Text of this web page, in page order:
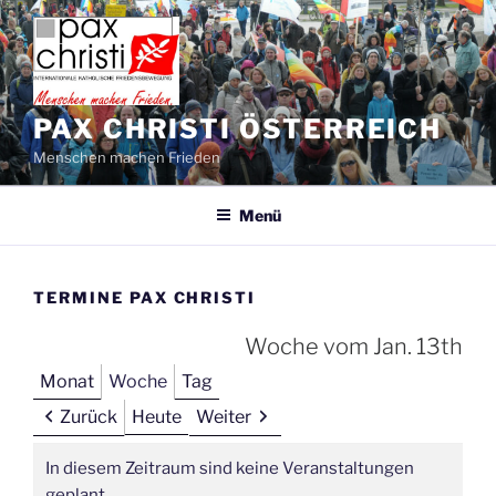
Zum
Inhalt
springen
PAX CHRISTI ÖSTERREICH
Menschen machen Frieden
Menü
TERMINE PAX CHRISTI
Woche vom Jan. 13th
Monat Woche
Tag
Zurück
Heute Weiter
In diesem Zeitraum sind keine Veranstaltungen